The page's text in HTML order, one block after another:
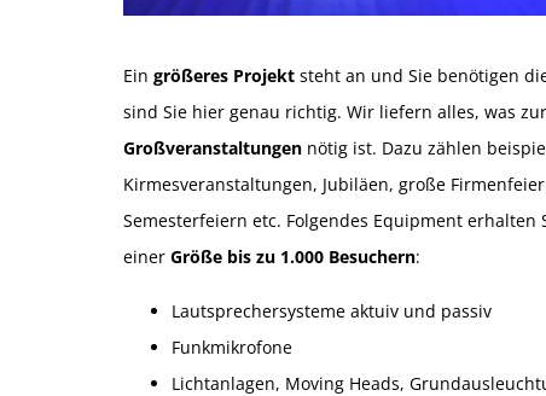
Ein größeres Projekt steht an und Sie benötigen
sind Sie hier genau richtig. Wir liefern alles, was zur
Großveranstaltungen nötig ist. Dazu zählen
Kirmesveranstaltungen, Jubiläen, große
Semesterfeiern etc. Folgendes Equipment
einer Größe bis zu 1.000 Besuchern:
Lautsprechersysteme aktuiv und passiv
Funkmikrofone
Lichtanlagen, Moving Heads,